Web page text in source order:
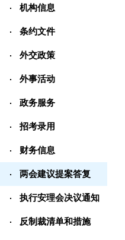
机构信息
条约文件
外交政策
外事活动
政务服务
招考录用
财务信息
两会建议提案答复
执行安理会决议通知
反制裁清单和措施